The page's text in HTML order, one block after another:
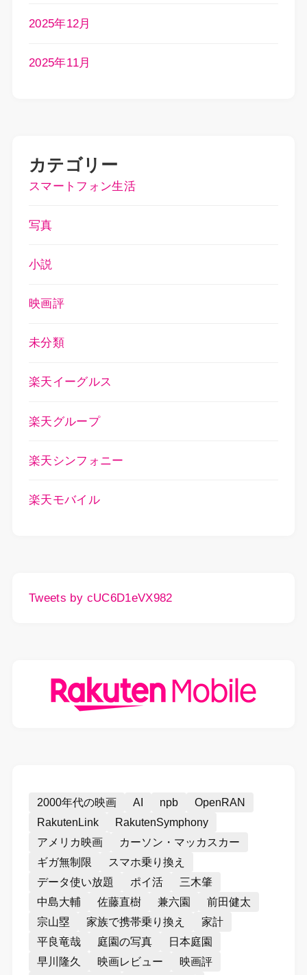
2025年12月
2025年11月
カテゴリー
スマートフォン生活
写真
小説
映画評
未分類
楽天イーグルス
楽天グループ
楽天シンフォニー
楽天モバイル
Tweets by cUC6D1eVX982
2000年代の映画 AI npb
OpenRAN
RakutenLink
RakutenSymphony
アメリカ映画
カーソン・マッカスカー
ギガ無制限
スマホ乗り換え
データ使い放題
ポイ活
三木肇
中島大輔
佐藤直樹 兼六園
前田健太
宗山塁
家族で携帯乗り換え
家計
平良竜哉
庭園の写真
日本庭園
早川隆久
映画レビュー
映画評